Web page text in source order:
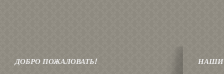
ДОБРО ПОЖАЛОВАТЬ! НАШИ